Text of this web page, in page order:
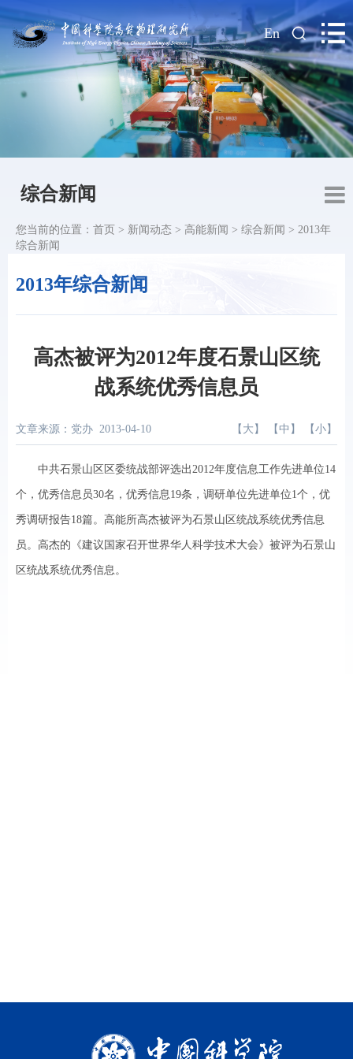
| En
综合新闻
2013年综合新闻
您当前的位置： 首页 > 新闻动态 > 高能新闻 > 综合新闻 > 2013年
综合新闻
高杰被评为2012年度石景山区统
战系统优秀信息员
文章来源：党办 2013-04-10 【 大 】 【 中 】 【 小 】
中共石景山区区委统战部评选出2012年度信息工作先进单位14
个，优秀信息员30名，优秀信息19条，调研单位先进单位1个，优
秀调研报告18篇。高能所高杰被评为石景山区统战系统优秀信息
员。高杰的《建议国家召开世界华人科学技术大会》被评为石景山
区统战系统优秀信息。